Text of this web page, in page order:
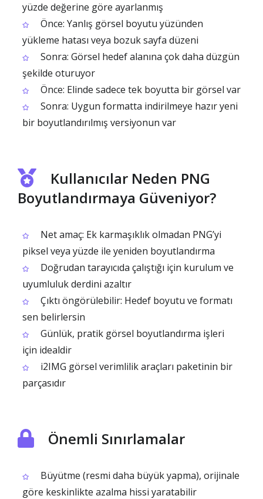
yüzde değerine göre ayarlanmış
Önce: Yanlış görsel boyutu yüzünden
yükleme hatası veya bozuk sayfa düzeni
Sonra: Görsel hedef alanına çok daha düzgün
şekilde oturuyor
Önce: Elinde sadece tek boyutta bir görsel var
Sonra: Uygun formatta indirilmeye hazır yeni
bir boyutlandırılmış versiyonun var
Kullanıcılar Neden PNG
Boyutlandırmaya Güveniyor?
Net amaç: Ek karmaşıklık olmadan PNG’yi
piksel veya yüzde ile yeniden boyutlandırma
Doğrudan tarayıcıda çalıştığı için kurulum ve
uyumluluk derdini azaltır
Çıktı öngörülebilir: Hedef boyutu ve formatı
sen belirlersin
Günlük, pratik görsel boyutlandırma işleri
için idealdir
i2IMG görsel verimlilik araçları paketinin bir
parçasıdır
Önemli Sınırlamalar
Büyütme (resmi daha büyük yapma), orijinale
göre keskinlikte azalma hissi yaratabilir